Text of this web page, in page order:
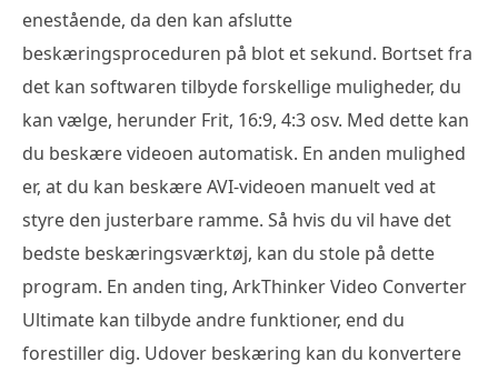
enestående, da den kan afslutte
beskæringsproceduren på blot et sekund. Bortset fra
det kan softwaren tilbyde forskellige muligheder, du
kan vælge, herunder Frit, 16:9, 4:3 osv. Med dette kan
du beskære videoen automatisk. En anden mulighed
er, at du kan beskære AVI-videoen manuelt ved at
styre den justerbare ramme. Så hvis du vil have det
bedste beskæringsværktøj, kan du stole på dette
program. En anden ting, ArkThinker Video Converter
Ultimate kan tilbyde andre funktioner, end du
forestiller dig. Udover beskæring kan du konvertere